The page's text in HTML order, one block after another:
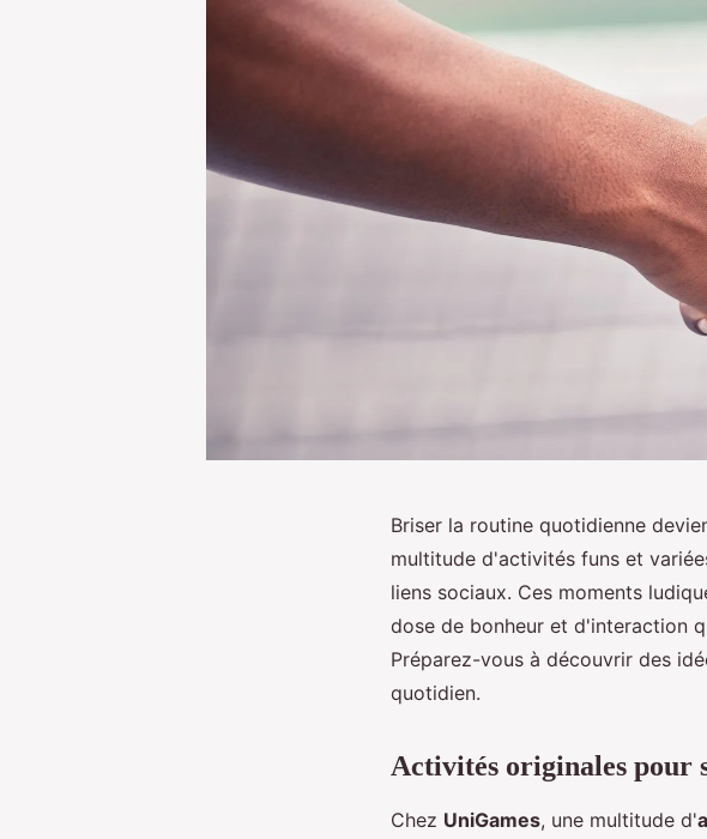
Briser la routine quotidienne
multitude d'activités funs et
liens sociaux. Ces moments
dose de bonheur et d'interaction
Préparez-vous à découvrir des
quotidien.
Activités originales pour
Chez UniGames, une multitude d'